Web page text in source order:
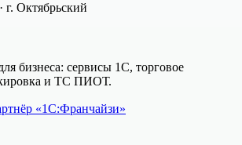
· г. Октябрьский
бизнеса: сервисы 1С, торговое
и ТС ПИОТ.
«1С:Франчайзи»